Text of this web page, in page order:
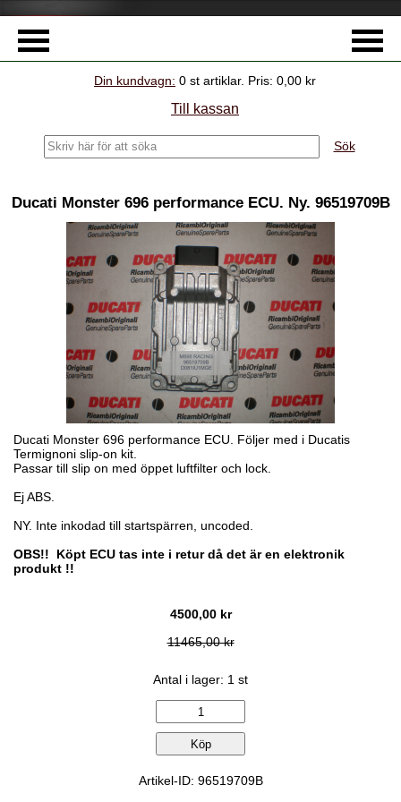
Din kundvagn: 0 st artiklar. Pris: 0,00 kr
Till kassan
Sök
Ducati Monster 696 performance ECU. Ny. 96519709B
Ducati Monster 696 performance ECU. Följer med i Ducatis
Termignoni slip-on kit.
Passar till slip on med öppet luftfilter och lock.
Ej ABS.
NY. Inte inkodad till startspärren, uncoded.
OBS!! Köpt ECU tas inte i retur då det är en elektronik
produkt !!
4500,00 kr
11465,00 kr
Antal i lager: 1 st
Artikel-ID: 96519709B